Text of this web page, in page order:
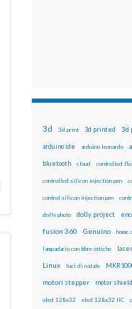
3d 3d print 3d printed 3d
arduino ide arduino leonardo
bluetooth cloud controlled
controlled silicon injection pen
control silicon injection pen
dolly photo dolly project
fusion 360 Genuino home
lampadario con fibre ottiche
Linux luci di natale
motori stepper motor shield
oled 128x32 oled 128x32 IIC